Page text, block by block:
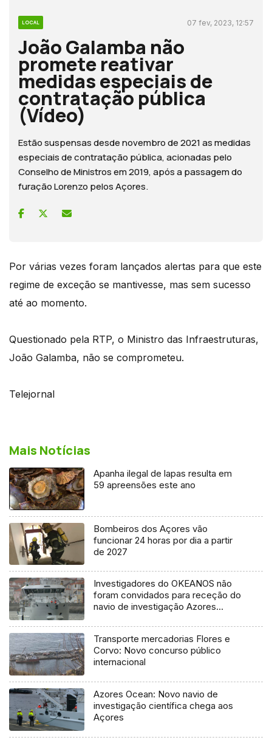
LOCAL 07 fev, 2023, 12:57
João Galamba não
promete reativar
medidas especiais de
contratação pública
(Vídeo)
Estão suspensas desde novembro de 2021 as medidas
especiais de contratação pública, acionadas pelo
Conselho de Ministros em 2019, após a passagem do
furação Lorenzo pelos Açores.
Por várias vezes foram lançados alertas para que este
regime de exceção se mantivesse, mas sem sucesso
até ao momento.
Questionado pela RTP, o Ministro das Infraestruturas,
João Galamba, não se comprometeu.
Telejornal
Mais Notícias
Apanha ilegal de lapas resulta em
59 apreensões este ano
Bombeiros dos Açores vão
funcionar 24 horas por dia a partir
de 2027
Investigadores do OKEANOS não
foram convidados para receção do
navio de investigação Azores
Transporte mercadorias Flores e
Corvo: Novo concurso público
internacional
Azores Ocean: Novo navio de
investigação científica chega aos
Açores